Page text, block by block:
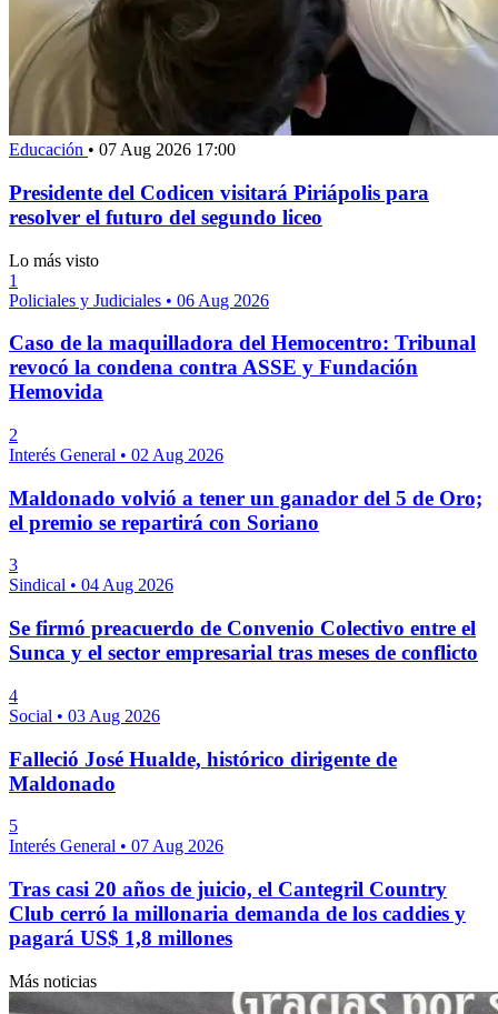
Educación • 07 Aug 2026 17:00
Presidente del Codicen visitará Piriápolis para
resolver el futuro del segundo liceo
Lo más visto
1
Policiales y Judiciales • 06 Aug 2026
Caso de la maquilladora del Hemocentro: Tribunal
revocó la condena contra ASSE y Fundación
Hemovida
2
Interés General • 02 Aug 2026
Maldonado volvió a tener un ganador del 5 de Oro;
el premio se repartirá con Soriano
3
Sindical • 04 Aug 2026
Se firmó preacuerdo de Convenio Colectivo entre el
Sunca y el sector empresarial tras meses de conflicto
4
Social • 03 Aug 2026
Falleció José Hualde, histórico dirigente de
Maldonado
5
Interés General • 07 Aug 2026
Tras casi 20 años de juicio, el Cantegril Country
Club cerró la millonaria demanda de los caddies y
pagará US$ 1,8 millones
Más noticias